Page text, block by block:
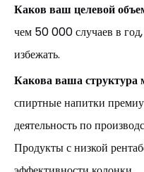
Каков ваш целевой
чем 50 000 случаев в год,
избежать.
Какова ваша структура
спиртные напитки
деятельность по
Продукты с низкой